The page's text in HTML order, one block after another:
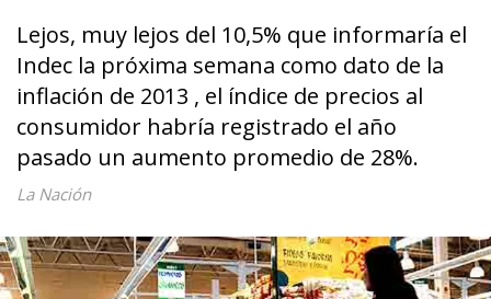
Lejos, muy lejos del 10,5% que informaría el
Indec la próxima semana como dato de la
inflación de 2013 , el índice de precios al
consumidor habría registrado el año
pasado un aumento promedio de 28%.
La Nación